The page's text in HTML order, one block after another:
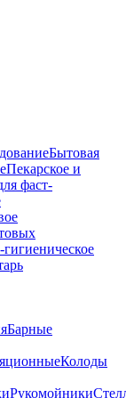
Бытовая
Пекарское и
фаст-
Барные
Колоды
Рукомойники